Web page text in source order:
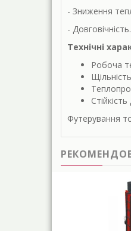
- Зниження
-
Технічні
Робоча
Футерування